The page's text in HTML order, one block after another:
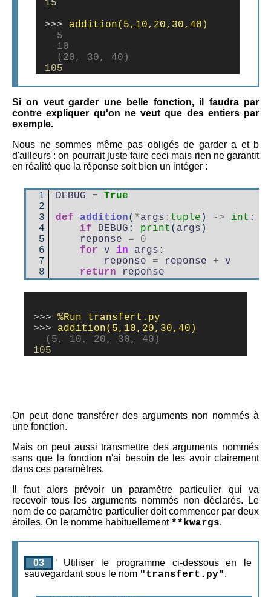
15
>>>
  5
  10
  (20, 30, 40)
105
Si on veut garder une belle fonction, il faudra par
contre expliquer qu'on ne veut que des entiers par
exemple.
Nous ne sommes même pas obligés de garder a et b
d'ailleurs : on pourrait juste faire ceci mais rien ne garantit
en réalité que la réponse soit bien un intéger :
1
2
3
4
5
6
7
8
DEBUG =
True
def
addition( *args : tuple ) -> int :
if
DEBUG : print ( args )
reponse
=
0
for
v in args :
reponse
= reponse +
v
return
reponse
>>>
>>>
  (5, 10, 20, 30, 40)
105
On peut donc transférer des arguments non nommés à
une fonction.
Mais on peut aussi transmettre des arguments nommés
sans que la fonction n'ai besoin de les avoir clairement
dans ces paramètres.
Il faut alors prévoir un paramètre particulier qui va
recevoir tous les arguments nommés non déclarés. Le
nom de ce paramètre particulier doit commencer par deux
étoiles. On le nomme habituellement **kwargs.
03
° Utiliser le programme ci-dessous en le
sauvegardant sous le nom "transfert.py".